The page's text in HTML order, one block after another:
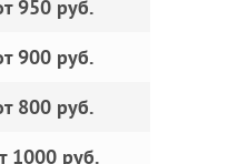
950 руб.
900 руб.
800 руб.
1000 руб.